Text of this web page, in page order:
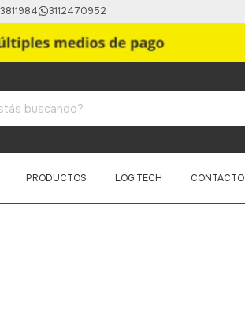
3112470952
PRODUCTOS LOGITECH CONTACTO